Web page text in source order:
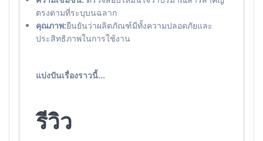
ตรงตามที่ระบุบนฉลาก
คุณภาพ:ยืนยันว่าผลิตภัณฑ์มีทั้งความปลอดภัยและ
ประสิทธิภาพในการใช้งาน
แบ่งปันเรื่องราวนี้...
รีวิว